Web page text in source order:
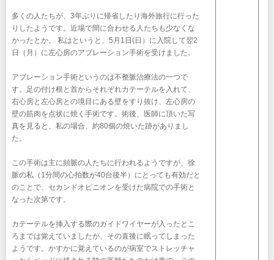
多くの人たちが、3年ぶりに帰省したり海外旅行に行った
りしたようです。近場で間に合わせる人たちも少なくな
かったとか。 私はというと、5月1日(日）に入院して翌2
日（月）に左心房のアブレーション手術を受けました。
アブレーション手術というのは不整脈治療法の一つで
す。足の付け根と首からそれぞれカテーテルを入れて、
右心房と左心房との境目にある壁をすり抜け、左心房の
壁の筋肉を点状に焼く手術です。術後、医師に頂いた写
真を見ると、私の場合、約80個の焼いた跡がありまし
た。
この手術は主に頻脈の人たちに行われるようですが、徐
脈の私（1分間の心拍数が40台後半）にとっても有効だと
のことで、セカンドオピニオンを受けた病院での手術と
なった次第です。
カテーテルを挿入する際のガイドワイヤーが入ったとこ
ろまでは覚えていましたが、その直後に眠ってしまった
ようです。かすかに覚えているのが病室でストレッチャ